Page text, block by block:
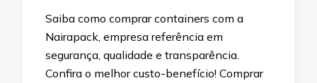
Saiba como comprar containers com a
Nairapack, empresa referência em
segurança, qualidade e transparência.
Confira o melhor custo-benefício! Comprar